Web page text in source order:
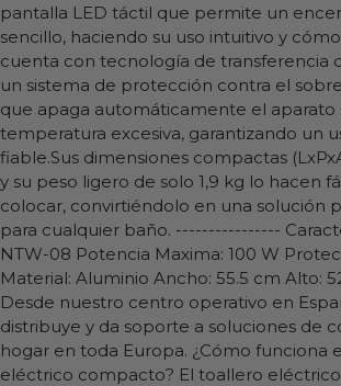
pantalla LED táctil que permite un
sencillo, haciendo su uso intuitivo y
cuenta con tecnología de transferencia
un sistema de protección contra el
que apaga automáticamente el aparato
temperatura excesiva, garantizando un
fiable.Sus dimensiones compactas
y su peso ligero de solo 1,9 kg lo hacen
colocar, convirtiéndolo en una solución
para cualquier baño. ----------------
NTW-08 Potencia Maxima: 100 W
Material: Aluminio Ancho: 55.5 cm Alto:
Desde nuestro centro operativo en
distribuye y da soporte a soluciones de
hogar en toda Europa. ¿Cómo funciona
eléctrico compacto? El toallero